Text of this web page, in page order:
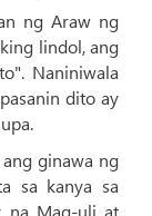
ng Araw ng
lindol, ang
Naniniwala
dito ay
ginawa ng
sa kanya sa